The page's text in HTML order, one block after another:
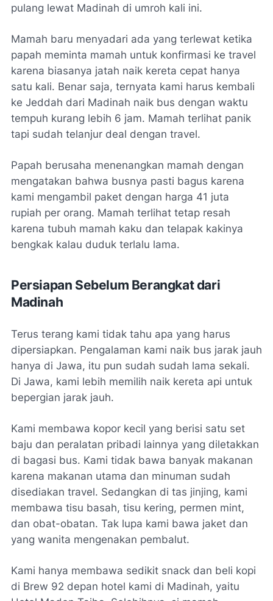
pulang lewat Madinah di umroh kali ini.
Mamah baru menyadari ada yang terlewat ketika
papah meminta mamah untuk konfirmasi ke travel
karena biasanya jatah naik kereta cepat hanya
satu kali. Benar saja, ternyata kami harus kembali
ke Jeddah dari Madinah naik bus dengan waktu
tempuh kurang lebih 6 jam. Mamah terlihat panik
tapi sudah telanjur deal dengan travel.
Papah berusaha menenangkan mamah dengan
mengatakan bahwa busnya pasti bagus karena
kami mengambil paket dengan harga 41 juta
rupiah per orang. Mamah terlihat tetap resah
karena tubuh mamah kaku dan telapak kakinya
bengkak kalau duduk terlalu lama.
Persiapan Sebelum Berangkat dari
Madinah
Terus terang kami tidak tahu apa yang harus
dipersiapkan. Pengalaman kami naik bus jarak jauh
hanya di Jawa, itu pun sudah sudah lama sekali.
Di Jawa, kami lebih memilih naik kereta api untuk
bepergian jarak jauh.
Kami membawa kopor kecil yang berisi satu set
baju dan peralatan pribadi lainnya yang diletakkan
di bagasi bus. Kami tidak bawa banyak makanan
karena makanan utama dan minuman sudah
disediakan travel. Sedangkan di tas jinjing, kami
membawa tisu basah, tisu kering, permen mint,
dan obat-obatan. Tak lupa kami bawa jaket dan
yang wanita mengenakan pembalut.
Kami hanya membawa sedikit snack dan beli kopi
di Brew 92 depan hotel kami di Madinah, yaitu